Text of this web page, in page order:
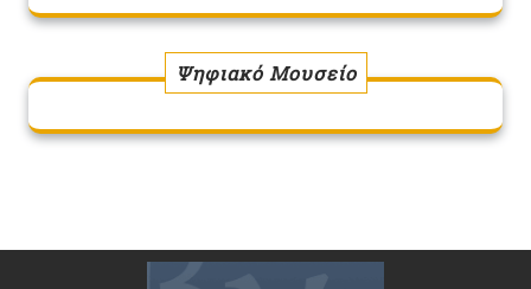
Ψηφιακό Μουσείο